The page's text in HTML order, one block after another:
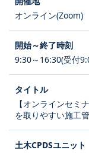
オンライン(Zoom)
9:30～16:30(受付
【オンラインセミ
を取りやすい施工